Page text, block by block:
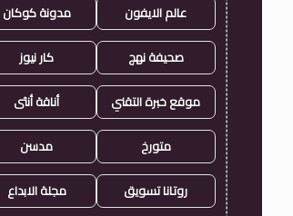
عالم الايفون مدونة كوكان
صحيفة نهج كار نيوز
موقع خبرة التقني أناقة أنثى
متورخ مدسن
روتانا تسويق مجلة الابداع